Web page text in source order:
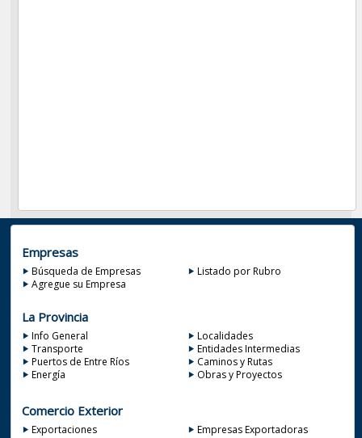
Empresas
Búsqueda de Empresas
Listado por Rubro
Agregue su Empresa
La Provincia
Info General
Localidades
Transporte
Entidades Intermedias
Puertos de Entre Ríos
Caminos y Rutas
Energía
Obras y Proyectos
Comercio Exterior
Exportaciones Empresas Exportadoras